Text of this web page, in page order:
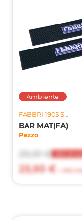
Ambiente
FABBRI 1905 SPA U.S.
BAR MAT(FA)
Pezzo
29,91 €
23,93 €